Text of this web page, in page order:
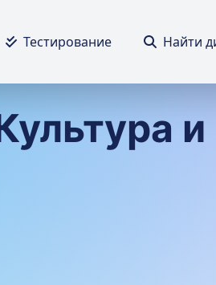
Тестирование Найти
и